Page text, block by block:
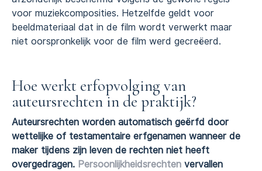
voor muziekcomposities. Hetzelfde geldt voor
beeldmateriaal dat in de film wordt verwerkt maar
niet oorspronkelijk voor de film werd gecreëerd.
Hoe werkt erfopvolging van
auteursrechten in de praktijk?
Auteursrechten worden automatisch geërfd door
wettelijke of testamentaire erfgenamen wanneer de
maker tijdens zijn leven de rechten niet heeft
overgedragen. Persoonlijkheidsrechten vervallen